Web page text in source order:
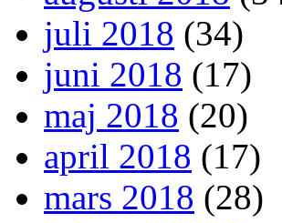
juli 2018 (34)
juni 2018 (17)
maj 2018 (20)
april 2018 (17)
mars 2018 (28)